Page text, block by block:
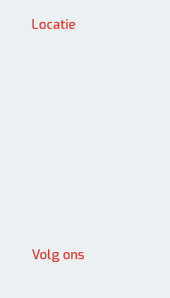
Locatie
Volg ons